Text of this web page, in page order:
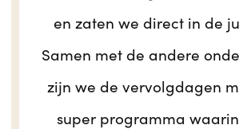
en zaten we direct in de
Samen met de andere
zijn we de vervolgdagen
super programma